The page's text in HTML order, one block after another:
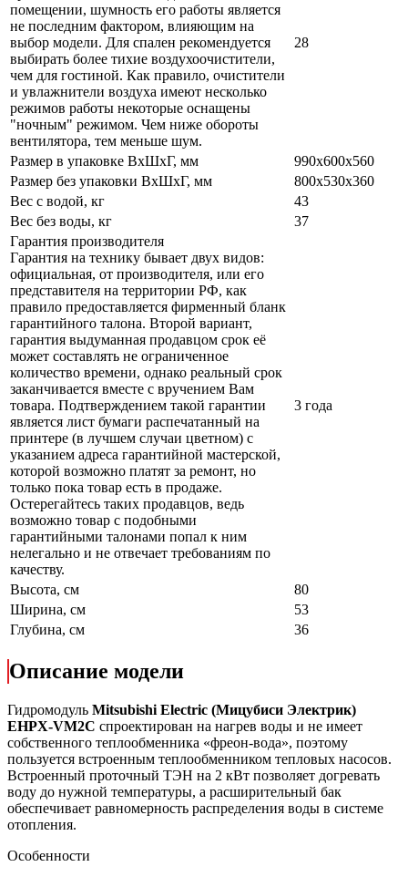
помещении, шумность его работы является
не последним фактором, влияющим на
выбор модели. Для спален рекомендуется
выбирать более тихие воздухоочистители,
чем для гостиной. Как правило, очистители
и увлажнители воздуха имеют несколько
режимов работы некоторые оснащены
"ночным" режимом. Чем ниже обороты
вентилятора, тем меньше шум.
28
Размер в упаковке ВхШхГ, мм
990х600х560
Размер без упаковки ВхШхГ, мм
800х530х360
Вес с водой, кг
43
Вес без воды, кг
37
Гарантия производителя
Гарантия на технику бывает двух видов:
официальная, от производителя, или его
представителя на территории РФ, как
правило предоставляется фирменный бланк
гарантийного талона. Второй вариант,
гарантия выдуманная продавцом срок её
может составлять не ограниченное
количество времени, однако реальный срок
заканчивается вместе с вручением Вам
товара. Подтверждением такой гарантии
является лист бумаги распечатанный на
принтере (в лучшем случаи цветном) с
указанием адреса гарантийной мастерской,
которой возможно платят за ремонт, но
только пока товар есть в продаже.
Остерегайтесь таких продавцов, ведь
возможно товар с подобными
гарантийными талонами попал к ним
нелегально и не отвечает требованиям по
качеству.
3 года
Высота, см
80
Ширина, см
53
Глубина, см
36
Описание модели
Гидромодуль Mitsubishi Electric (Мицубиси Электрик)
EHPX-VM2C спроектирован на нагрев воды и не имеет
собственного теплообменника «фреон-вода», поэтому
пользуется встроенным теплообменником тепловых насосов.
Встроенный проточный ТЭН на 2 кВт позволяет догревать
воду до нужной температуры, а расширительный бак
обеспечивает равномерность распределения воды в системе
отопления.
Особенности